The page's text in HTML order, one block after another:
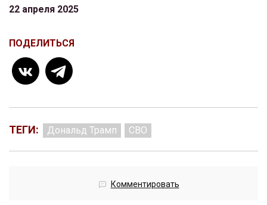
22 апреля 2025
ПОДЕЛИТЬСЯ
ТЕГИ: Дональд Трамп СВО
Комментировать